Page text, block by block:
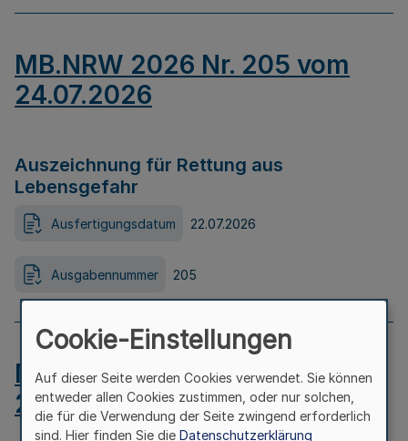
MB.NRW 2026 Nr. 205 vom
24.07.2026
Auszeichnung für Rettung aus
Lebensgefahr
Ausfertigungsdatum 22.07.2026
Ausgabennummer 205
MB.NRW 2026 Nr. 204 vom
24.07.2026
Cookie-Einstellungen
Auf dieser Seite werden Cookies verwendet. Sie können
entweder allen Cookies zustimmen, oder nur solchen,
die für die Verwendung der Seite zwingend erforderlich
sind. Hier finden Sie die Datenschutzerklärung